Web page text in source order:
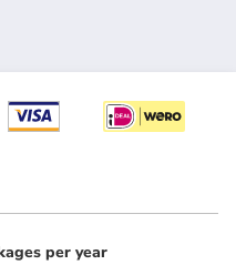
per year